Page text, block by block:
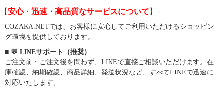
【安心・迅速・高品質なサービスについて 】
COZAKA.NETでは、お客様に安心してご利用いただけるショッピン
グ環境を提供しております。
■ 💬 LINEサポート（推奨）
ご注文前・ご注文後を問わず、LINEで直接ご相談いただけます。在
庫確認、納期確認、商品詳細、発送状況など、すべてLINEで迅速に
対応いたします。